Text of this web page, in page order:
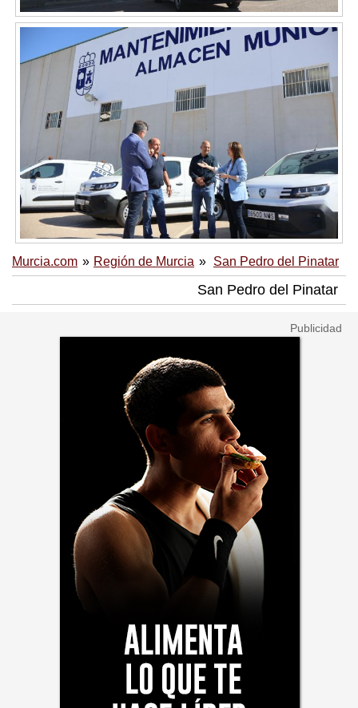
Murcia.com Región de Murcia San Pedro del Pinatar
San Pedro del Pinatar